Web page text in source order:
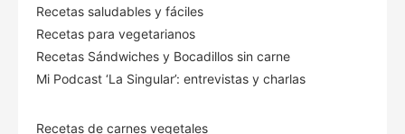
Recetas saludables y fáciles
Recetas para vegetarianos
Recetas Sándwiches y Bocadillos sin carne
Mi Podcast ‘La Singular’: entrevistas y charlas
Recetas de carnes vegetales